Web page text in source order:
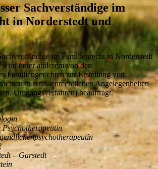
Sachverständige im
in Norderstedt und
im Familienrecht in Norderstedt
unter anderem von den
Familiengerichten zur Erstellung von
in familienrechtlichen Angelegenheiten
Umgangsverfahren) beauftragt.
Psychotherapeutin
– Garstedt